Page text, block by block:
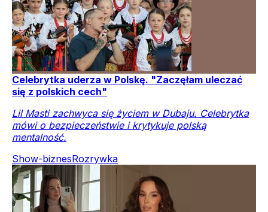
Celebrytka uderza w Polskę. "Zaczęłam uleczać
się z polskich cech"
Lil Masti zachwyca się życiem w Dubaju. Celebrytka
mówi o bezpieczeństwie i krytykuje polską
mentalność.
Show-biznesRozrywka